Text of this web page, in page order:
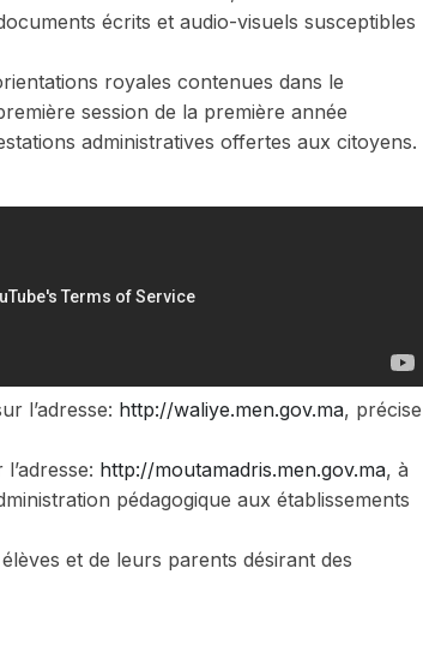
écrits et audio-visuels susceptibles
royales contenues dans le
session de la première année
administratives offertes aux citoyens.
l’adresse: http://waliye.men.gov.ma, précise
http://moutamadris.men.gov.ma, à
pédagogique aux établissements
et de leurs parents désirant des